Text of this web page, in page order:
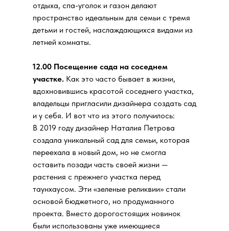
отдыха, спа-уголок и газон делают
пространство идеальным для семьи с тремя
детьми и гостей, наслаждающихся видами из
летней комнаты.
12.00 Посещение сада на соседнем
участке. Как это часто бывает в жизни,
вдохновившись красотой соседнего участка,
владельцы пригласили дизайнера создать сад
и у себя. И вот что из этого получилось:
В 2019 году дизайнер Наталия Петрова
создала уникальный сад для семьи, которая
переехала в новый дом, но не смогла
оставить позади часть своей жизни —
растения с прежнего участка перед
таунхаусом. Эти «зеленые реликвии» стали
основой бюджетного, но продуманного
проекта. Вместо дорогостоящих новинок
были использованы уже имеющиеся